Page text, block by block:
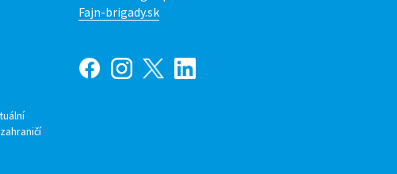
Fajn-brigady.sk